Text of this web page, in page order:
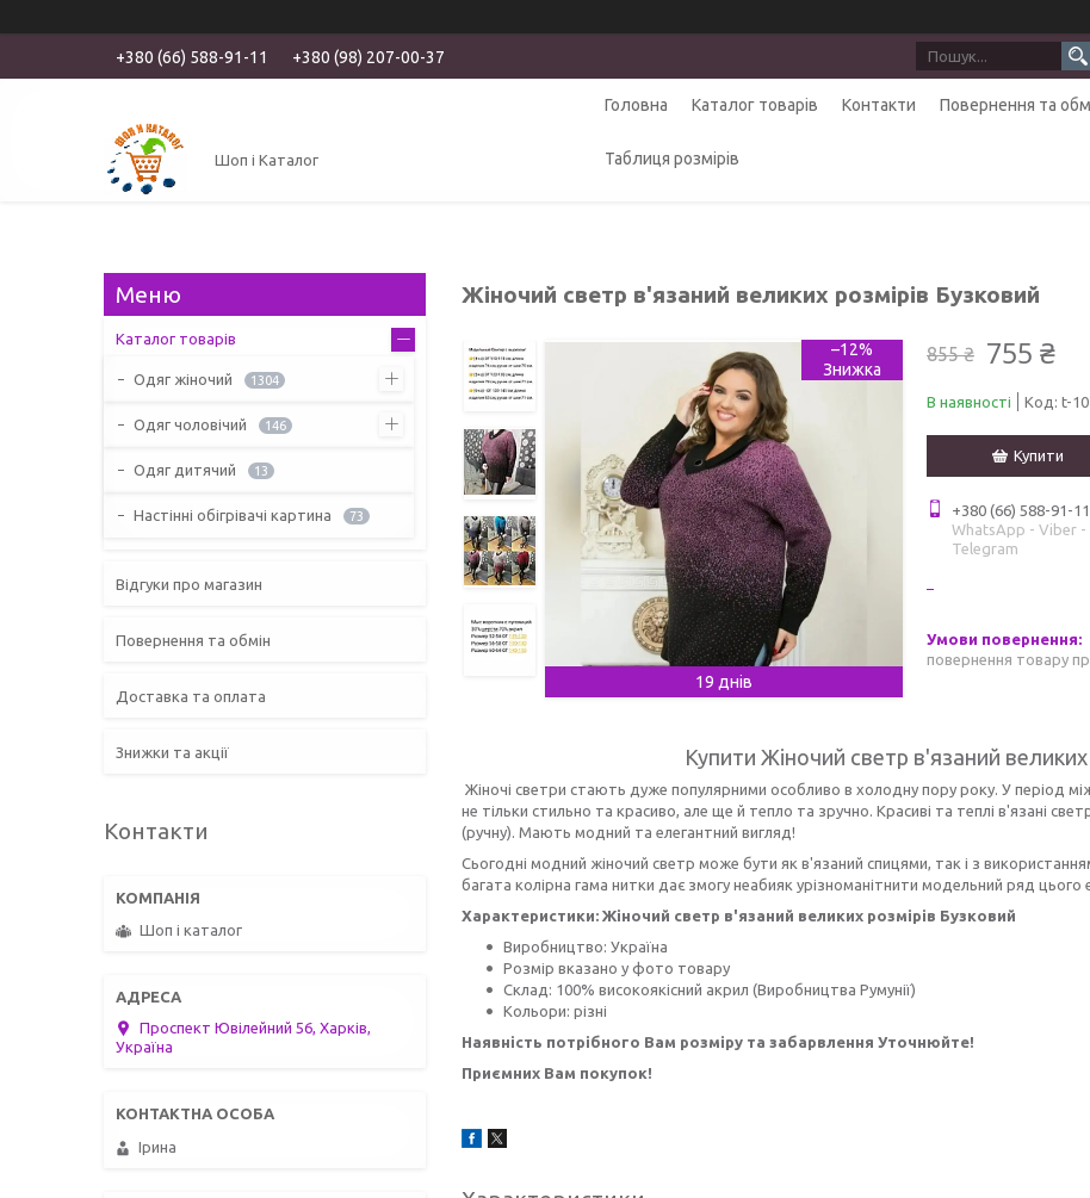
+380 (66) 588-91-11 +380 (98) 207-00-37
Шоп і Каталог
Головна Каталог товарів Контакти Повернення та
Таблиця розмірів
Жіночий светр в'язаний великих розмірів Бузковий
–12%
19 днів
855 ₴ 755 ₴
В наявності Код: t-
Купити
+380 (66) 588-91-11
WhatsApp - Viber -
Telegram
повернення товару
Купити Жіночий светр в'язаний великих
Жіночі светри стають дуже популярними особливо в холодну пору року. У період
не тільки стильно та красиво, але ще й тепло та зручно. Красиві та теплі в'язані
(ручну). Мають модний та елегантний вигляд!
Сьогодні модний жіночий светр може бути як в'язаний спицями, так і з
багата колірна гама нитки дає змогу неабияк урізноманітнити модельний ряд цього
Характеристики: Жіночий светр в'язаний великих розмірів Бузковий
Виробництво: Україна
Розмір вказано у фото товару
Склад: 100% високоякісний акрил (Виробництва Румунії)
Кольори: різні
Наявність потрібного Вам розміру та забарвлення Уточнюйте!
Приємних Вам покупок!
Каталог товарів
Одяг жіночий 1304
Одяг чоловічий 146
Одяг дитячий 13
Настінні обігрівачі картина 73
Відгуки про магазин
Повернення та обмін
Доставка та оплата
Знижки та акції
Контакти
Шоп і каталог
Проспект Ювілейний 56, Харків,
Україна
Ірина